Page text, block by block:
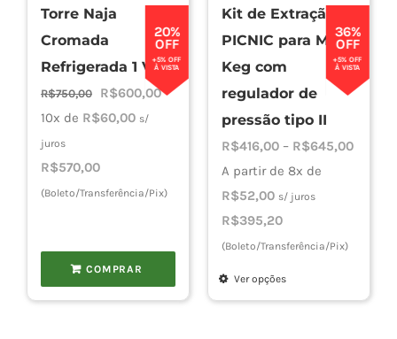
20%
OFF
+5% OFF
À VISTA
Torre Naja
Cromada
Refrigerada 1 Via
R$750,00
O
preço
era:
R$750,00.
R$600,00O
R$600,00.
10x de R$60,00 s/
juros
R$570,00
(Boleto/Transferência/Pix)
COMPRAR
36%
OFF
+5% OFF
À VISTA
Kit de Extração
PICNIC para Mini
Keg com
regulador de
pressão tipo II
R$416,00 – R$645,00Faixa
A partir de 8x de
R$52,00 s/ juros
R$395,20
(Boleto/Transferência/Pix)
Ver opções
Este